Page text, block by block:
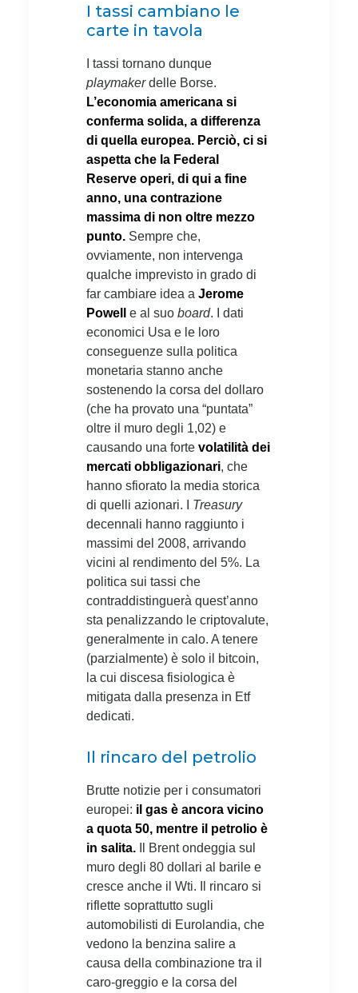
I tassi cambiano le
carte in tavola
I tassi tornano dunque
playmakerdelle Borse.
L’economia americana si
conferma solida, a differenza
di quella europea. Perciò, ci si
aspetta che la Federal
Reserve operi, di qui a fine
anno, una contrazione
massima di non oltre mezzo
punto. Sempre che,
ovviamente, non intervenga
qualche imprevisto in grado di
far cambiare idea a Jerome
Powell
e al suo board. I dati
economici Usa e le loro
conseguenze sulla politica
monetaria stanno anche
sostenendo la corsa del dollaro
(che ha provato una “puntata”
oltre il muro degli 1,02) e
causando una forte volatilità dei
mercati obbligazionari, che
hanno sfiorato la media storica
di quelli azionari. I Treasury
decennali hanno raggiunto i
massimi del 2008, arrivando
vicini al rendimento del 5%. La
politica sui tassi che
contraddistinguerà quest’anno
sta penalizzando le criptovalute,
generalmente in calo. A tenere
(parzialmente) è solo il bitcoin,
la cui discesa fisiologica è
mitigata dalla presenza in Etf
dedicati.
Il rincaro del petrolio
Brutte notizie per i consumatori
europei: il gas è ancora vicino
a quota 50, mentre il petrolio è
in salita. Il Brent ondeggia sul
muro degli 80 dollari al barile e
cresce anche il Wti. Il rincaro si
riflette soprattutto sugli
automobilisti di Eurolandia, che
vedono la benzina salire a
causa della combinazione tra il
caro-greggio e la corsa del